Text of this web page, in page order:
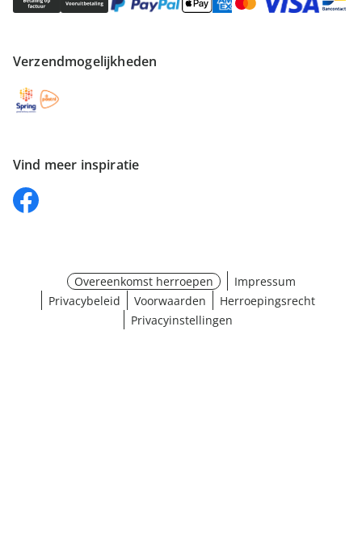
Verzendmogelijkheden
Vind meer inspiratie
Overeenkomst herroepen
Impressum
Privacybeleid
Voorwaarden
Herroepingsrecht
Privacyinstellingen